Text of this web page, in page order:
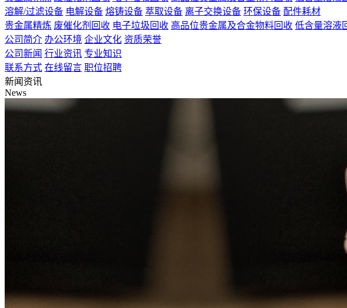
溶解/过滤设备 电解设备 熔铸设备 萃取设备 离子交换设备 环保设备 配件耗材
贵金属精炼 废催化剂回收 电子垃圾回收 高品位贵金属及合金物料回收 低含量溶液
公司简介 办公环境 企业文化 资质荣誉
公司新闻 行业资讯 专业知识
联系方式 在线留言 职位招聘
新闻资讯
News